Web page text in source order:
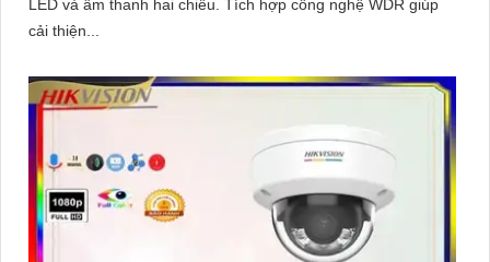
LED và âm thanh hai chiều. Tích hợp công nghệ WDR giúp
cải thiện...